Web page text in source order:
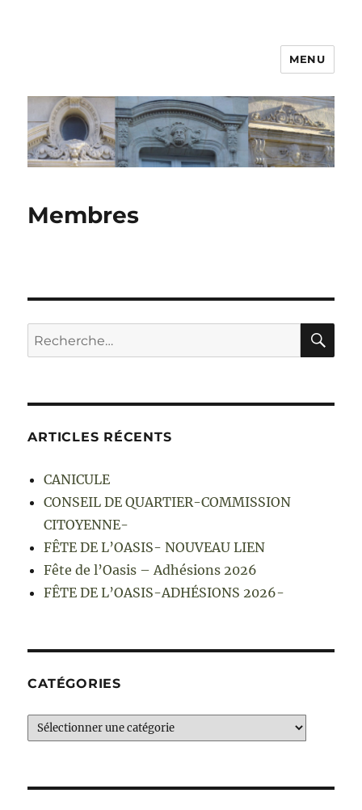
MENU
Membres
Recherche
pour :
ARTICLES RÉCENTS
CANICULE
CONSEIL DE QUARTIER-COMMISSION
CITOYENNE-
FÊTE DE L’OASIS- NOUVEAU LIEN
Fête de l’Oasis – Adhésions 2026
FÊTE DE L’OASIS-ADHÉSIONS 2026-
CATÉGORIES
Catégories